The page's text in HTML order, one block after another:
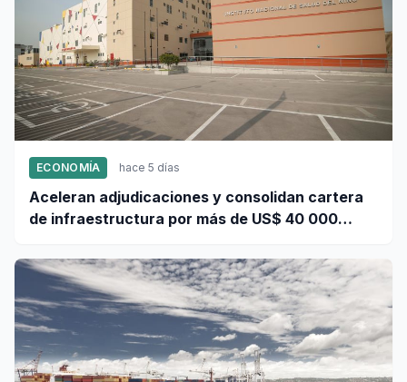
ECONOMÍA hace 5 días
Aceleran adjudicaciones y consolidan cartera
de infraestructura por más de US$ 40 000